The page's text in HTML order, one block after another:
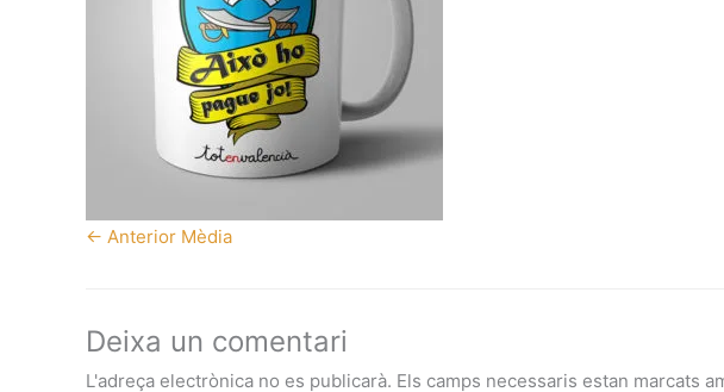
← Anterior Mèdia
Deixa un comentari
L'adreça electrònica no es publicarà. Els camps necessaris estan marcats